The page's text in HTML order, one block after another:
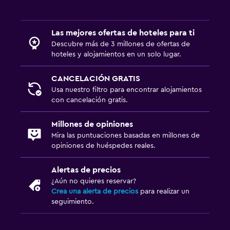
Servicio de habitaciones
Acceso con llave
Check-in/check-out privado
Recepción 24 horas
Camas extralargas (+2 m)
Enchufe cerca de la cama
Despertador
Perchero
Armario o clóset
Las mejores ofertas de hoteles para ti
Descubre más de 3 millones de ofertas de
hoteles y alojamientos en un solo lugar.
CANCELACIÓN GRATIS
Usa nuestro filtro para encontrar alojamientos
con cancelación gratis.
Millones de opiniones
Mira las puntuaciones basadas en millones de
opiniones de huéspedes reales.
Alertas de precios
¿Aún no quieres reservar?
Crea una alerta de precios para realizar un
seguimiento.